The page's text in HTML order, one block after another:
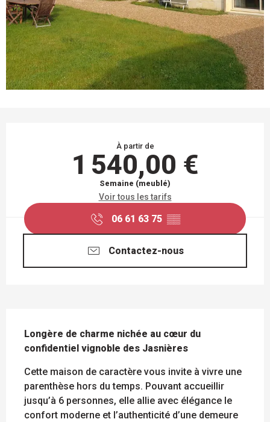
À partir de
1 540,00 €
Semaine (meublé)
Voir tous les tarifs
06 61 63 75 ▒▒
Contactez-nous
Longère de charme nichée au cœur du
confidentiel vignoble des Jasnières
Cette maison de caractère vous invite à vivre une
parenthèse hors du temps. Pouvant accueillir
jusqu’à 6 personnes, elle allie avec élégance le
confort moderne et l’authenticité d’une demeure